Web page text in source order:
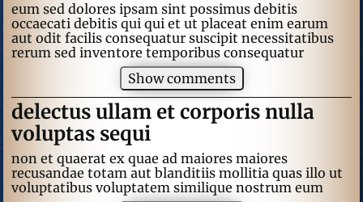
eum sed dolores ipsam sint possimus debitis
occaecati debitis qui qui et ut placeat enim earum
aut odit facilis consequatur suscipit necessitatibus
rerum sed inventore temporibus consequatur
Show comments
delectus ullam et corporis nulla
voluptas sequi
non et quaerat ex quae ad maiores maiores
recusandae totam aut blanditiis mollitia quas illo ut
voluptatibus voluptatem similique nostrum eum